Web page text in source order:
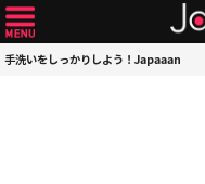
手洗いをしっかりしよう！Japaaan